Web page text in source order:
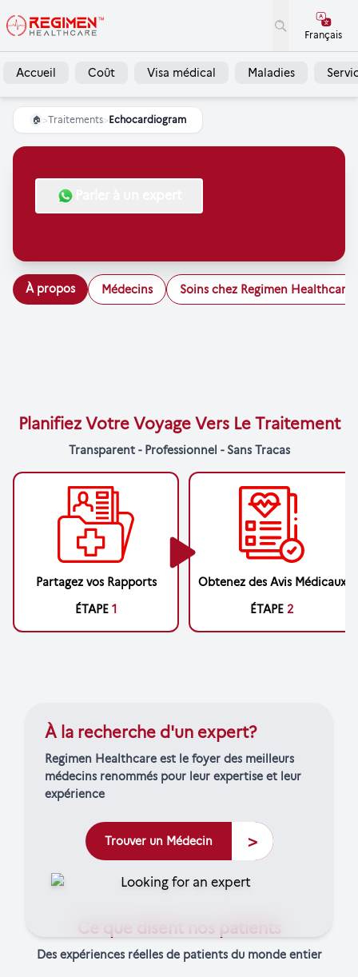
Français
Accueil Coût Visa médical Maladies
🏠 >Traitements>Echocardiogram
À propos Médecins Soins chez Regimen Healthcare
Planifiez Votre Voyage Vers Le Traitement
Transparent - Professionnel - Sans Tracas
Partagez vos Rapports
ÉTAPE 1
Obtenez des Avis Médicaux
ÉTAPE 2
À la recherche d'un expert?
Regimen Healthcare est le foyer des meilleurs
médecins renommés pour leur expertise et leur
expérience
Trouver un Médecin >
Ce que disent nos patients
Des expériences réelles de patients du monde entier